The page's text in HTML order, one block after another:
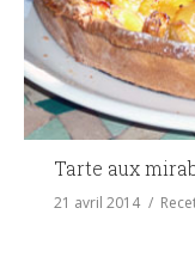
Tarte aux
21 avril 2014